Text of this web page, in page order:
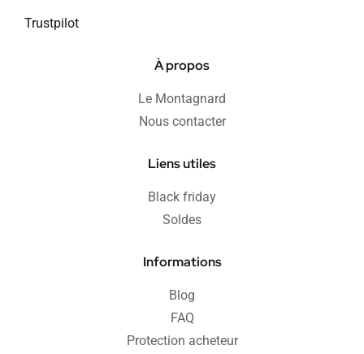
Trustpilot
À propos
Le Montagnard
Nous contacter
Liens utiles
Black friday
Soldes
Informations
Blog
FAQ
Protection acheteur